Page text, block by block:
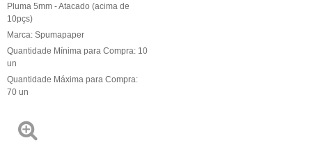
Pluma 5mm - Atacado (acima de
10pçs)
Marca: Spumapaper
Quantidade Mínima para Compra: 10
un
Quantidade Máxima para Compra:
70 un